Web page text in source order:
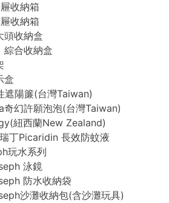
收納箱
收納箱
頭收納盒
綜合收納盒
盒
遮陽簾(台灣Taiwan)
幻許願泡泡(台灣Taiwan)
紐西蘭New Zealand)
丁Picaridin 長效防蚊液
玩水系列
泳鏡
防水收納袋
沙灘收納包(含沙灘玩具)